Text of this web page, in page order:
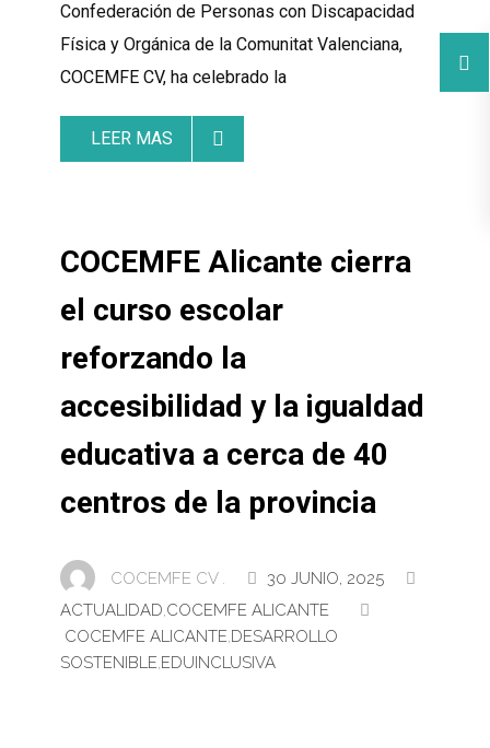
Confederación de Personas con Discapacidad
Física y Orgánica de la Comunitat Valenciana,
COCEMFE CV, ha celebrado la
LEER MAS
COCEMFE Alicante cierra
el curso escolar
reforzando la
accesibilidad y la igualdad
educativa a cerca de 40
centros de la provincia
COCEMFE CV .
30 JUNIO, 2025
ACTUALIDAD,COCEMFE ALICANTE
COCEMFE ALICANTE,DESARROLLO
SOSTENIBLE,EDUINCLUSIVA